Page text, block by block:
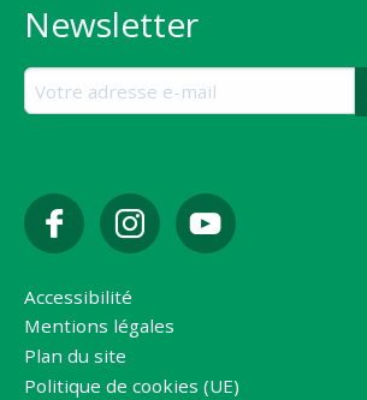
Newsletter
Accessibilité
Mentions légales
Plan du site
Politique de cookies (UE)